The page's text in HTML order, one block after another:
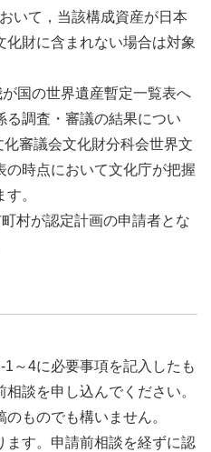
いて，当該構成資産が日本
財に含まれない場合は対象
国の世界遺産暫定一覧表へ
る調査・審議の結果につい
審議会文化財分科会世界文
の時点において文化庁が把握
。
村が認定計画の申請者とな
～4に必要事項を記入したも
談を申し込んでください。
ものでも構いません。
す。申請前相談を経ずに認